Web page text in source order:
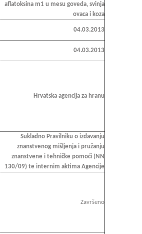
aflatoksina m1 u mesu goveda, svinja
ovaca i koza
04.03.2013
04.03.2013
Hrvatska agencija za hranu
Sukladno Pravilniku o izdavanju
znanstvenog mišljenja i pružanju
znanstvene i tehničke pomoći (NN
130/09) te internim aktima Agencije
Završeno